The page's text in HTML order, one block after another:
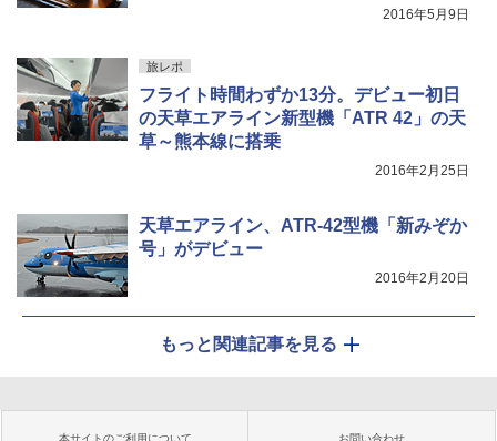
2016年5月9日
旅レポ
フライト時間わずか13分。デビュー初日
の天草エアライン新型機「ATR 42」の天
草～熊本線に搭乗
2016年2月25日
天草エアライン、ATR-42型機「新みぞか
号」がデビュー
2016年2月20日
もっと関連記事を見る
本サイトのご利用について お問い合わせ